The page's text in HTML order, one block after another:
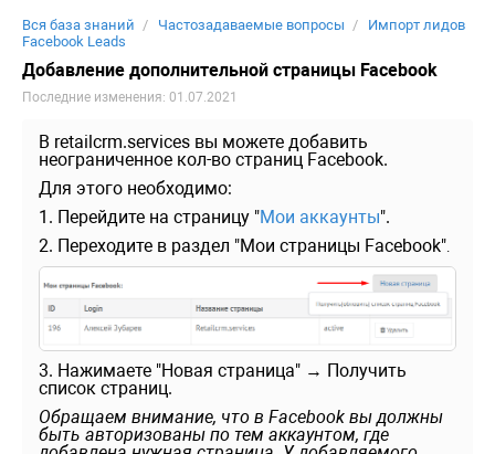
Вся база знаний Частозадаваемые вопросы
Импорт лидов
Facebook Leads
Добавление дополнительной страницы Facebook
Последние изменения: 01.07.2021
В retailcrm.services вы можете добавить
неограниченное кол-во страниц Facebook.
Для этого необходимо:
1. Перейдите на страницу "Мои аккаунты".
2. Переходите в раздел "Мои страницы Facebook".
3. Нажимаете "Новая страница" → Получить
список страниц.
Обращаем внимание, что в Facebook вы должны
быть авторизованы по тем аккаунтом, где